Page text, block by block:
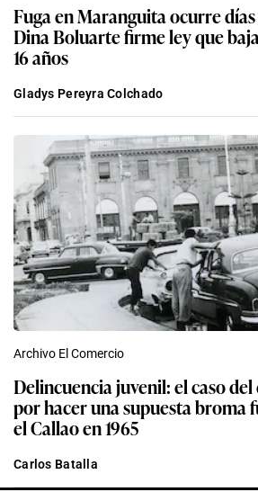
Fuga en Maranguita ocurre
Dina Boluarte firme ley que
16 años
Gladys Pereyra Colchado
Archivo El Comercio
Delincuencia juvenil: el caso
por hacer una supuesta broma
el Callao en 1965
Carlos Batalla